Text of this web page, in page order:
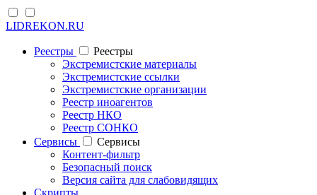
LIDREKON.RU
Реестры
Реестры
Экстремистские материалы
Экстремистские ссылки
Экстремистские организации
Реестр иноагентов
Реестр НКО
Реестр СОНКО
Cервисы
Cервисы
Контент-фильтр
Безопасный поиск
Версия сайта для слабовидящих
Скрипты